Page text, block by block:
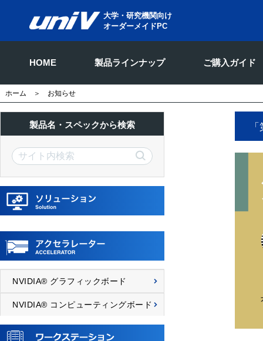
大学・研究機関向け
オーダーメイドPC
HOME 製品ラインナップ ご購入ガイド
ホーム ＞ お知らせ
製品名・スペックから検索
NVIDIA® グラフィックボード
NVIDIA® コンピューティングボード